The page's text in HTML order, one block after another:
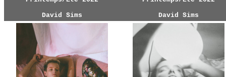
David Sims David Sims